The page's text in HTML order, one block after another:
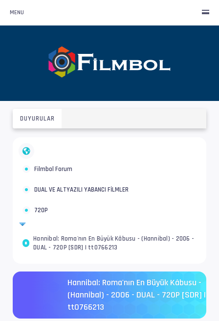
MENU
DUYURULAR
Filmbol Forum
DUAL VE ALTYAZILI YABANCI FİLMLER
720P
Hannibal: Roma'nın En Büyük Kâbusu - (Hannibal) - 2006 -
DUAL - 720P [SDR] | tt0766213
Hannibal: Roma'nın En Büyük Kâbusu -
(Hannibal) - 2006 - DUAL - 720P [SDR] |
tt0766213